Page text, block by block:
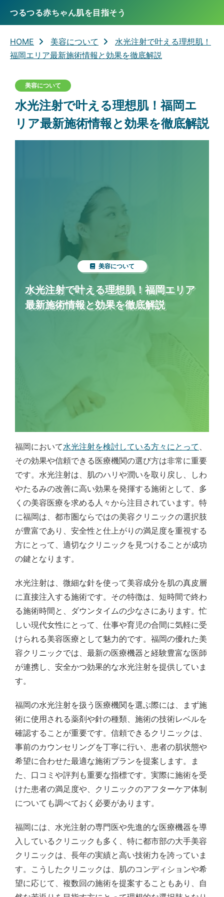
つるつる赤ちゃん肌を目指そう
HOME 美容について
水光注射で叶える理想肌！
福岡エリア最新施術情報と効果を徹底解説
美容について
水光注射で叶える理想肌！福岡エ
リア最新施術情報と効果を徹底解説
美容について
水光注射で叶える理想肌！福岡エリア
最新施術情報と効果を徹底解説
福岡において水光注射を検討している方々にとって 、
その効果や信頼できる医療機関の選び方は非常に重要
です。水光注射は、肌のハリや潤いを取り戻し、しわ
やたるみの改善に高い効果を発揮する施術として、多
くの美容医療を求める人々から注目されています。特
に福岡は、都市圏ならではの美容クリニックの選択肢
が豊富であり、安全性と仕上がりの満足度を重視する
方にとって、適切なクリニックを見つけることが成功
の鍵となります。
水光注射は、微細な針を使って美容成分を肌の真皮層
に直接注入する施術です。その特徴は、短時間で終わ
る施術時間と、ダウンタイムの少なさにあります。忙
しい現代女性にとって、仕事や育児の合間に気軽に受
けられる美容医療として魅力的です。福岡の優れた美
容クリニックでは、最新の医療機器と経験豊富な医師
が連携し、安全かつ効果的な水光注射を提供していま
す。
福岡の水光注射を扱う医療機関を選ぶ際には、まず施
術に使用される薬剤や針の種類、施術の技術レベルを
確認することが重要です。信頼できるクリニックは、
事前のカウンセリングを丁寧に行い、患者の肌状態や
希望に合わせた最適な施術プランを提案します。ま
た、口コミや評判も重要な指標です。実際に施術を受
けた患者の満足度や、クリニックのアフターケア体制
についても調べておく必要があります。
福岡には、水光注射の専門医や先進的な医療機器を導
入しているクリニックも多く、特に都市部の大手美容
クリニックは、長年の実績と高い技術力を誇っていま
す。こうしたクリニックは、肌のコンディションや希
望に応じて、複数回の施術を提案することもあり、自